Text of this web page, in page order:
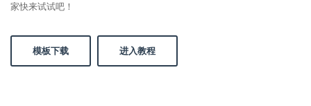
家快来试试吧！
模板下载 进入教程